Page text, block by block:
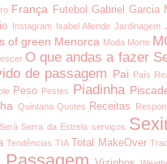
França Futebol Gabriel Garcia
Instagram Isabel Allende Jardinagem
of green Menorca Moda Morte
O que andas a fazer
de passagem Pai País
Peso Pestes Piadinha
Quintana Quotes Receitas
Será Serra da Estrela serviços
Tendências TIA Total MakeOver